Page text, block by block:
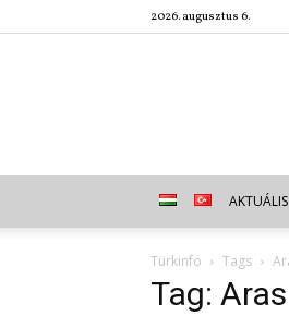
2026. augusztus 6.
AKTUÁLIS
Türkinfo Tags
Tag: